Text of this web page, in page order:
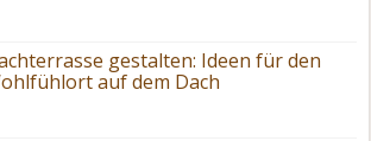
gestalten: Ideen für den
auf dem Dach